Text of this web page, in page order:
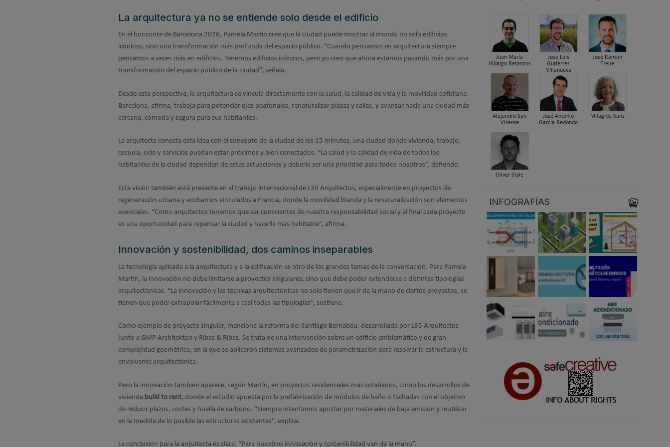
La arquitectura ya no se entiende solo desde el edificio
En el horizonte de Barcelona 2026, Pamela Martín cree que la ciudad puede mostrar al mundo no solo edificios
icónicos, sino una transformación más profunda del espacio público. “Cuando pensamos en arquitectura siempre
pensamos a veces más en edificios. Tenemos edificios icónicos, pero yo creo que ahora estamos pasando más por una
transformación del espacio público de la ciudad”, señala.
Desde esta perspectiva, la arquitectura se vincula directamente con la salud, la calidad de vida y la movilidad cotidiana.
Barcelona, afirma, trabaja para potenciar ejes peatonales, renaturalizar plazas y calles, y avanzar hacia una ciudad más
cercana, cómoda y segura para sus habitantes.
La arquitecta conecta esta idea con el concepto de la ciudad de los 15 minutos, una ciudad donde vivienda, trabajo,
escuela, ocio y servicios puedan estar próximos y bien conectados. “La salud y la calidad de vida de todos los
habitantes de la ciudad dependen de estas actuaciones y debería ser una prioridad para todos nosotros”, defiende.
Esta visión también está presente en el trabajo internacional de L35 Arquitectos, especialmente en proyectos de
regeneración urbana y ecobarrios vinculados a Francia, donde la movilidad blanda y la renaturalización son elementos
esenciales. “Como arquitectos tenemos que ser conscientes de nuestra responsabilidad social y al final cada proyecto
es una oportunidad para repensar la ciudad y hacerla más habitable”, afirma.
Innovación y sostenibilidad, dos caminos inseparables
La tecnología aplicada a la arquitectura y a la edificación es otro de los grandes temas de la conversación. Para Pamela
Martín, la innovación no debe limitarse a proyectos singulares, sino que debe poder extenderse a distintas tipologías
arquitectónicas. “La innovación y las técnicas arquitectónicas no solo tienen que ir de la mano de ciertos proyectos, se
tienen que poder extrapolar fácilmente a casi todas las tipologías”, sostiene.
Como ejemplo de proyecto singular, menciona la reforma del Santiago Bernabéu, desarrollada por L35 Arquitectos
junto a GMP Architekten y Ribas & Ribas. Se trata de una intervención sobre un edificio emblemático y de gran
complejidad geométrica, en la que se aplicaron sistemas avanzados de parametrización para resolver la estructura y la
envolvente arquitectónica.
Pero la innovación también aparece, según Martín, en proyectos residenciales más cotidianos, como los desarrollos de
vivienda build to rent, donde el estudio apuesta por la prefabricación de módulos de baño o fachadas con el objetivo
de reducir plazos, costes y huella de carbono. “Siempre intentamos apostar por materiales de baja emisión y reutilizar
en la medida de lo posible las estructuras existentes”, explica.
La conclusión para la arquitecta es clara: “Para nosotros innovación y sostenibilidad van de la mano”.
Juan María
Hidalgo Betanzos
José Luis
Gutiérrez
Villanueva
José Ramón
Freire
Alejandro San
Vicente
José Antonio
García Redondo
Milagros Sanz
Oliver Style
INFOGRAFÍAS